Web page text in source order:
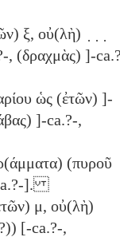
ξ, οὐ(λὴ) ̣ ̣ ̣
, (δραχμὰς) ]-
ὡς (ἐτῶν) ]-
]-ca.?-,
(πυροῦ
ca.?-].
μ, οὐ(λὴ)
[-ca.?-,